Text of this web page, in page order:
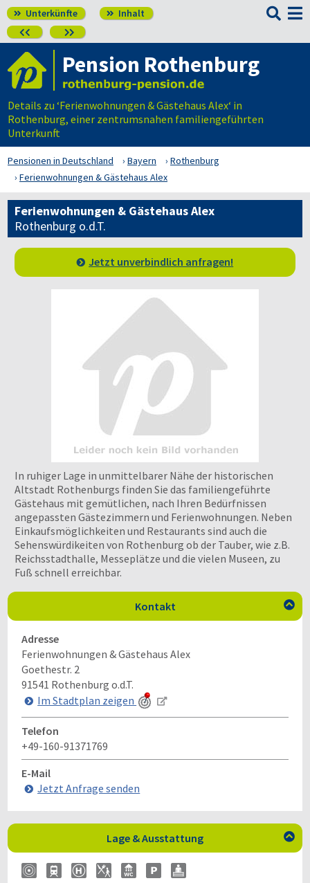
 Unterkünfte  Inhalt
 

Pension Rothenburg
Details zu ‘Ferienwohnungen & Gästehaus Alex‘ in
Rothenburg, einer zentrumsnahen familiengeführten
Unterkunft
Pensionen in Deutschland Bayern
Rothenburg
Ferienwohnungen & Gästehaus Alex
Ferienwohnungen & Gästehaus Alex
Rothenburg o.d.T.
Jetzt unverbindlich anfragen!
In ruhiger Lage in unmittelbarer Nähe der historischen
Altstadt Rothenburgs finden Sie das familiengeführte
Gästehaus mit gemütlichen, nach Ihren Bedürfnissen
angepassten Gästezimmern und Ferienwohnungen. Neben
Einkaufsmöglichkeiten und Restaurants sind auch die
Sehenswürdikeiten von Rothenburg ob der Tauber, wie z.B.
Reichsstadthalle, Messeplätze und die vielen Museen, zu
Fuß schnell erreichbar.
Kontakt 
Adresse
Ferienwohnungen & Gästehaus Alex
Goethestr. 2
91541 Rothenburg o.d.T.
Im Stadtplan zeigen
Telefon
+49-160-91371769
E-Mail
Jetzt Anfrage senden
Lage & Ausstattung 